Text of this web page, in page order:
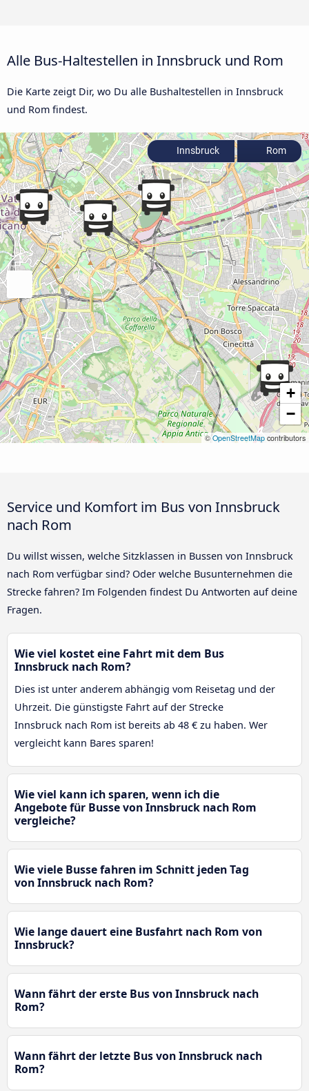
Alle Bus-Haltestellen in Innsbruck und Rom
Die Karte zeigt Dir, wo Du alle Bushaltestellen in Innsbruck
und Rom findest.
+
−
©OpenStreetMap contributors
Innsbruck Rom
Service und Komfort im Bus von Innsbruck
nach Rom
Du willst wissen, welche Sitzklassen in Bussen von Innsbruck
nach Rom verfügbar sind? Oder welche Busunternehmen die
Strecke fahren? Im Folgenden findest Du Antworten auf deine
Fragen.
Wie viel kostet eine Fahrt mit dem Bus
Innsbruck nach Rom?
Dies ist unter anderem abhängig vom Reisetag und der
Uhrzeit. Die günstigste Fahrt auf der Strecke
Innsbruck nach Rom ist bereits ab 48 € zu haben. Wer
vergleicht kann Bares sparen!
Wie viel kann ich sparen, wenn ich die
Angebote für Busse von Innsbruck nach Rom
vergleiche?
Wie viele Busse fahren im Schnitt jeden Tag
von Innsbruck nach Rom?
Wie lange dauert eine Busfahrt nach Rom von
Innsbruck?
Wann fährt der erste Bus von Innsbruck nach
Rom?
Wann fährt der letzte Bus von Innsbruck nach
Rom?